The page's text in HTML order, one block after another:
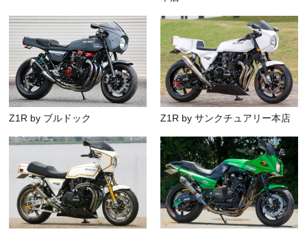
Z1R by ブルドック Z1R by サンクチュアリー本店